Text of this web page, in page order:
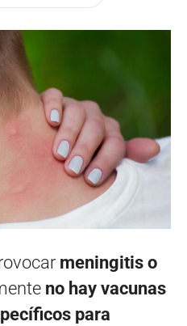
meningitis o
no hay vacunas
para